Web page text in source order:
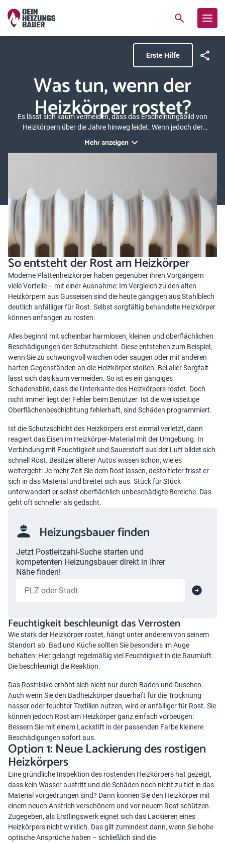
Erste Hilfe
Was tun, wenn der
Heizkörper rostet?
Es lässt sich kaum vermeiden, dass das Erscheinungsbild von
Heizkörpern über die Jahre hinweg leidet. Wenn jedoch der
oder ein Heizkörpertausch sinnvoll sind. Hier erfahren Sie, wie es zu
Mehr anzeigen
So entsteht der Rost am Heizkörper
Moderne Plattenheizkörper haben gegenüber ihren Vorgängern
viele Vorteile – mit einer Ausnahme: Im Vergleich zu den alten
Heizkörpern aus Gusseisen sind die heute gängigen aus Stahlblech
deutlich anfälliger für Rost. Selbst sorgfältig behandelte Heizkörper
können anfangen zu rosten.
Alles beginnt mit scheinbar harmlosen, kleinen und oberflächlichen
Beschädigungen der Schutzschicht. Diese entstehen zum Beispiel,
wenn Sie zu schwungvoll wischen oder saugen oder mit anderen
harten Gegenständen an die Heizkörper stoßen. Bei aller Sorgfalt
lässt sich das kaum vermeiden. So ist es ein gängiges
Schadensbild, dass die Unterkante des Heizkörpers rostet. Doch
nicht immer liegt der Fehler beim Benutzer. Ist die werksseitige
Oberflächenbeschichtung fehlerhaft, sind Schäden programmiert.
Ist die Schutzschicht des Heizkörpers erst einmal verletzt, dann
reagiert das Eisen im Heizkörper-Material mit der Umgebung. In
Verbindung mit Feuchtigkeit und Sauerstoff aus der Luft bildet sich
schnell Rost. Besitzer älterer Autos wissen schon, wie es
weitergeht: Je mehr Zeit Sie dem Rost lassen, desto tiefer frisst er
sich in das Material und breitet sich aus. Stück für Stück
unterwandert er selbst oberflächlich unbeschädigte Bereiche. Das
geht oft schneller als gedacht.
Heizungsbauer finden
Jetzt Postleitzahl-Suche starten und
kompetenten Heizungsbauer direkt in Ihrer
Nähe finden!
Feuchtigkeit beschleunigt das Verrosten
Wie stark der Heizkörper rostet, hängt unter anderem von seinem
Standort ab. Bad und Küche sollten Sie besonders im Auge
behalten: Hier gelangt regelmäßig viel Feuchtigkeit in die Raumluft.
Die beschleunigt die Reaktion.
Das Rostrisiko erhöht sich nicht nur durch Baden und Duschen.
Auch wenn Sie den Badheizkörper dauerhaft für die Trocknung
nasser oder feuchter Textilien nutzen, wird er anfälliger für Rost. Sie
können jedoch Rost am Heizkörper ganz einfach vorbeugen:
Bessern Sie mit einem Lackstift in der passenden Farbe kleinere
Beschädigungen sofort aus.
Option 1: Neue Lackierung des rostigen
Heizkörpers
Eine gründliche Inspektion des rostenden Heizkörpers hat gezeigt,
dass kein Wasser austritt und die Schäden noch nicht zu tief in das
Material vorgedrungen sind? Dann können Sie den Heizkörper mit
einem neuen Anstrich verschönern und vor neuem Rost schützen.
Zugegeben, als Erstlingswerk eignet sich das Lackieren eines
Heizkörpers nicht wirklich. Das gilt zumindest dann, wenn Sie hohe
optische Ansprüche haben – schließlich sind die